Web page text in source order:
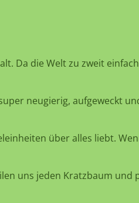
Da die Welt zu zweit
neugierig, aufgeweckt
über alles liebt.
uns jeden Kratzbaum und